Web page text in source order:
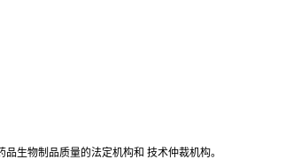
生物制品质量的法定机构和 技术仲裁机构。